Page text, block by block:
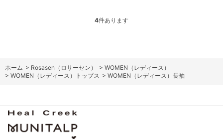
4件あります
ホーム > Rosasen（ロサーセン） > WOMEN（レディース）
> WOMEN（レディース）トップス > WOMEN（レディース）長袖